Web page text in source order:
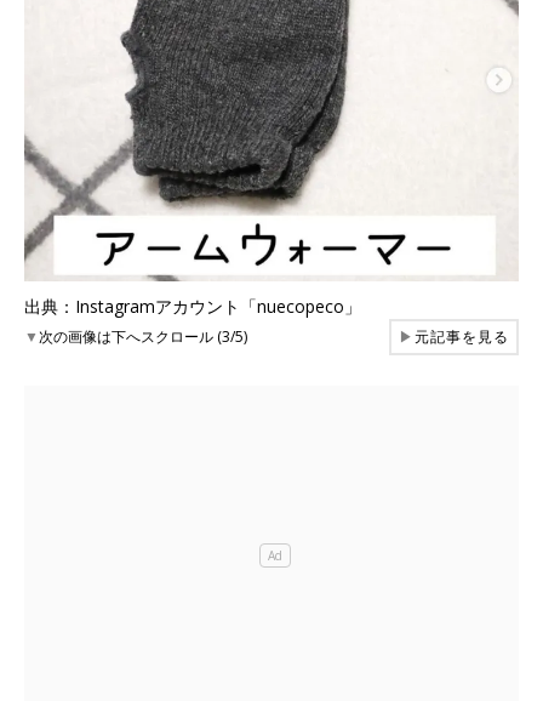
出典：Instagramアカウント「nuecopeco」
▼次の画像は下へスクロール (3/5) ▶元記事を見る